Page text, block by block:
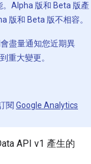
Alpha 版和 Beta 版產
版和 Beta 版不相容。
盡量通知您近期異
重大變更。
閱 Google Analytics
API v1 產生的